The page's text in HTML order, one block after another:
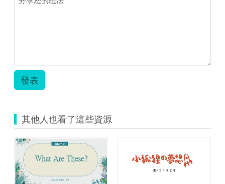
發表
其他人也看了這些資源